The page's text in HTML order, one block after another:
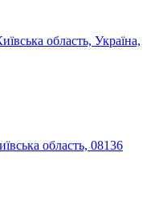
область, Україна,
область, 08136